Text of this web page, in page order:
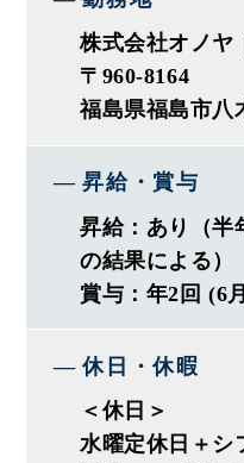
◆ 仕事内容 ◆
一般住宅を中心に、下
・設計、コーディネー
・施工管理
・アフターフォロー
◎完全反響営業で押し
◎1か月で5～7件程携
∟対応エリアは30分
株式会社オノヤ
〒960-8164
福島県福島市八
昇給・賞与
昇給：あり（半
の結果による）
賞与：年2回 (6
休日・休暇
＜休日＞
水曜定休日＋シ